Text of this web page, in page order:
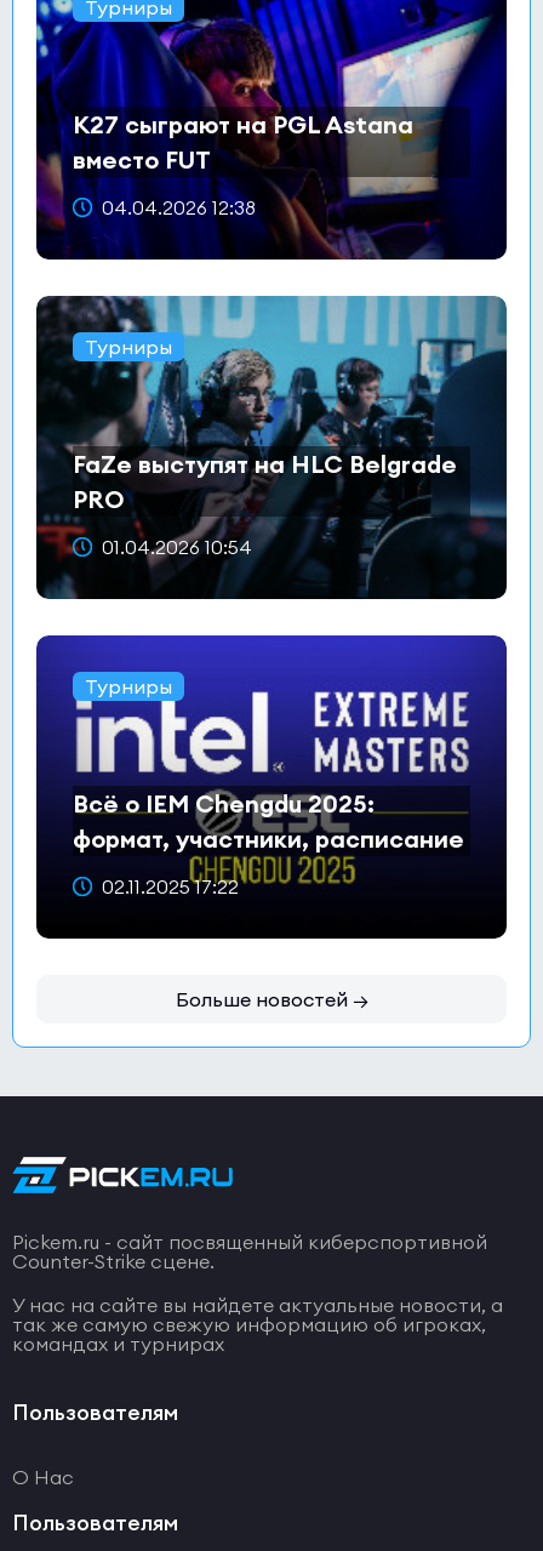
Турниры
K27 сыграют на PGL Astana
вместо FUT
04.04.2026 12:38
Турниры
FaZe выступят на HLC Belgrade
PRO
01.04.2026 10:54
Турниры
Всё о IEM Chengdu 2025:
формат, участники, расписание
и призовой фонд
02.11.2025 17:22
Больше новостей →
Pickem.ru - сайт посвященный киберспортивной
Counter-Strike сцене.
У нас на сайте вы найдете актуальные новости, а
так же самую свежую информацию об игроках,
командах и турнирах
Пользователям
О Нас
Пользователям